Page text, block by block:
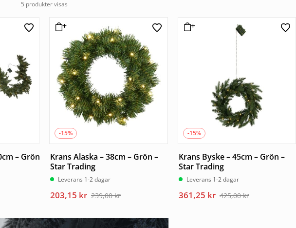
5 produkter visas
– Grön
-15%
Krans Alaska – 38cm – Grön –
Star Trading
Leverans 1-2 dagar
239,00kr
Det
priset
203,15 kr
Det
priset
-15%
Krans Byske – 45cm – Grön –
Star Trading
Leverans 1-2 dagar
425,00kr
Det
361,25 kr
Det